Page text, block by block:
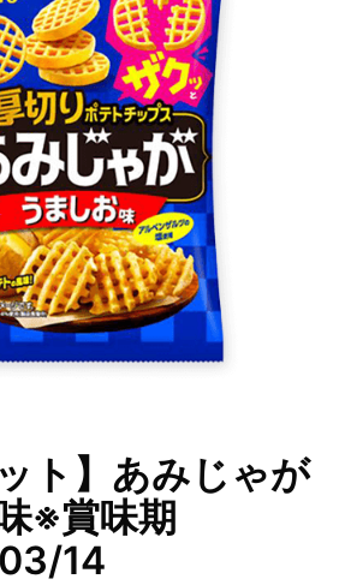
ト】あみじゃが
※賞味期
14